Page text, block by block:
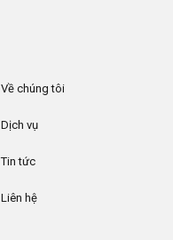
Về chúng tôi
Dịch vụ
Tin tức
Liên hệ